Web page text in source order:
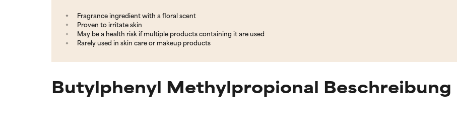
Fragrance ingredient with a floral scent
Proven to irritate skin
May be a health risk if multiple products containing it are used
Rarely used in skin care or makeup products
Butylphenyl Methylpropional Beschreibung